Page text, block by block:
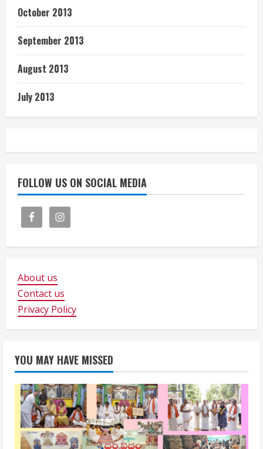
October 2013
September 2013
August 2013
July 2013
FOLLOW US ON SOCIAL MEDIA
About us
Contact us
Privacy Policy
YOU MAY HAVE MISSED